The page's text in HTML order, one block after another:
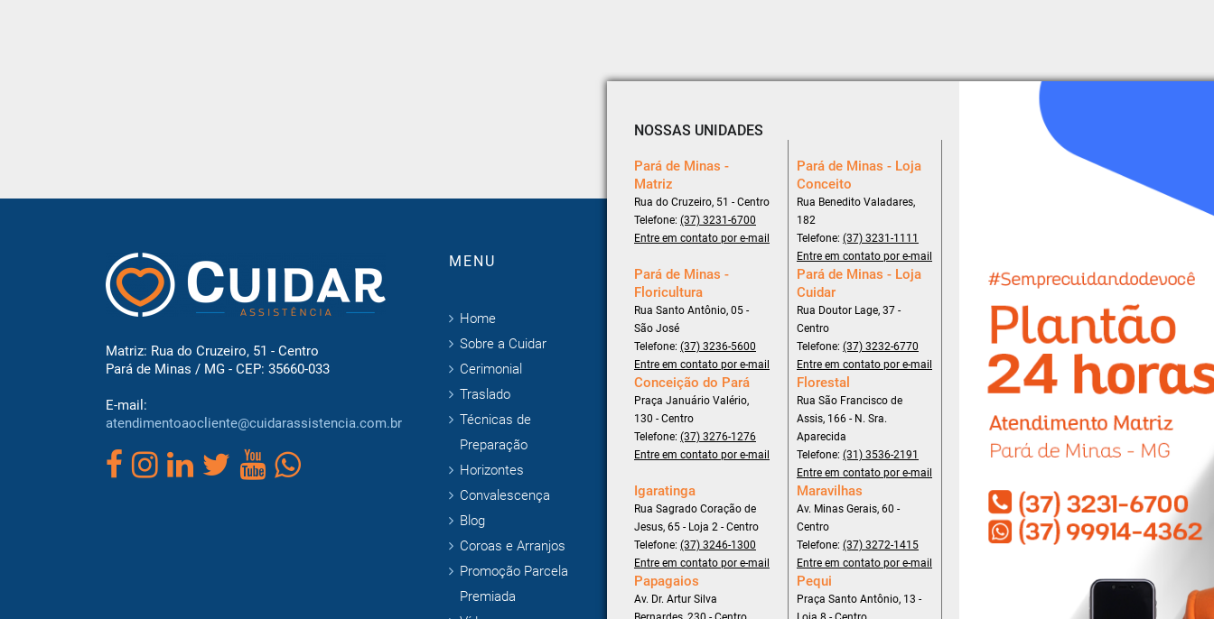
Matriz: Rua do Cruzeiro, 51 - Centro
Pará de Minas / MG - CEP: 35660-033
E-mail:
atendimentoaocliente@cuidarassistencia.com.br
MENU
Home
Sobre a Cuidar
Cerimonial
Traslado
Técnicas de
Preparação
Horizontes
Convalescença
Blog
Coroas e Arranjos
Promoção Parcela
Premiada
NOSSAS UNIDADES
Pará de Minas -
Matriz
Rua do Cruzeiro, 51 - Centro
Telefone: (37) 3231-6700
Entre em contato por e-mail
Pará de Minas - Loja
Conceito
Rua Benedito Valadares,
182
Telefone: (37) 3231-1111
Entre em contato por e-mail
Pará de Minas -
Floricultura
Rua Santo Antônio, 05 -
São José
Telefone: (37) 3236-5600
Entre em contato por e-mail
Pará de Minas - Loja
Cuidar
Rua Doutor Lage, 37 -
Centro
Telefone: (37) 3232-6770
Entre em contato por e-mail
Conceição do Pará
Praça Januário Valério,
130 - Centro
Telefone: (37) 3276-1276
Entre em contato por e-mail
Florestal
Rua São Francisco de
Assis, 166 - N. Sra.
Aparecida
Telefone: (31) 3536-2191
Entre em contato por e-mail
Igaratinga
Rua Sagrado Coração de
Jesus, 65 - Loja 2 - Centro
Telefone: (37) 3246-1300
Entre em contato por e-mail
Maravilhas
Av. Minas Gerais, 60 -
Centro
Telefone: (37) 3272-1415
Entre em contato por e-mail
Papagaios
Av. Dr. Artur Silva
Pequi
Praça Santo Antônio, 13 -